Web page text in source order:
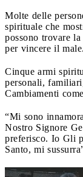
Molte delle
spirituale che
possono trovare
per vincere il male.
Cinque armi
personali,
Cambiamenti
“Mi sono
Nostro Signore
preferisco. Io Gli
Santo, mi